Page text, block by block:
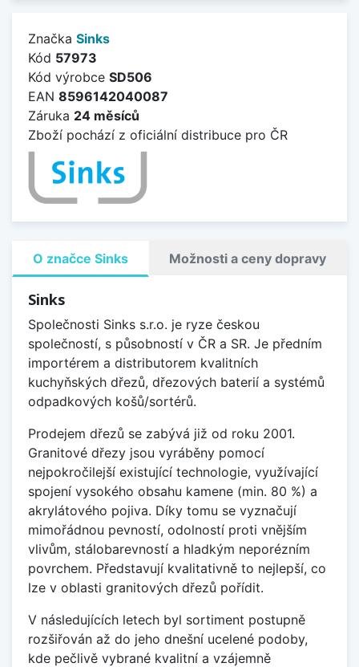
Značka Sinks
Kód 57973
Kód výrobce SD506
EAN 8596142040087
Záruka 24 měsíců
Zboží pochází z oficiální distribuce pro ČR
O značce Sinks Možnosti a ceny dopravy
Sinks
Společnosti Sinks s.r.o. je ryze českou
společností, s působností v ČR a SR. Je předním
importérem a distributorem kvalitních
kuchyňských dřezů, dřezových baterií a systémů
odpadkových košů/sortérů.
Prodejem dřezů se zabývá již od roku 2001.
Granitové dřezy jsou vyráběny pomocí
nejpokročilejší existující technologie, využívající
spojení vysokého obsahu kamene (min. 80 %) a
akrylátového pojiva. Díky tomu se vyznačují
mimořádnou pevností, odolností proti vnějším
vlivům, stálobarevností a hladkým neporézním
povrchem. Představují kvalitativně to nejlepší, co
lze v oblasti granitových dřezů pořídit.
V následujících letech byl sortiment postupně
rozšiřován až do jeho dnešní ucelené podoby,
kde pečlivě vybrané kvalitní a vzájemně